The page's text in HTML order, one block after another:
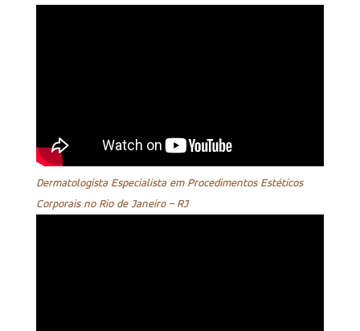
Dermatologista Especialista em Procedimentos Estéticos
Corporais no Rio de Janeiro – RJ